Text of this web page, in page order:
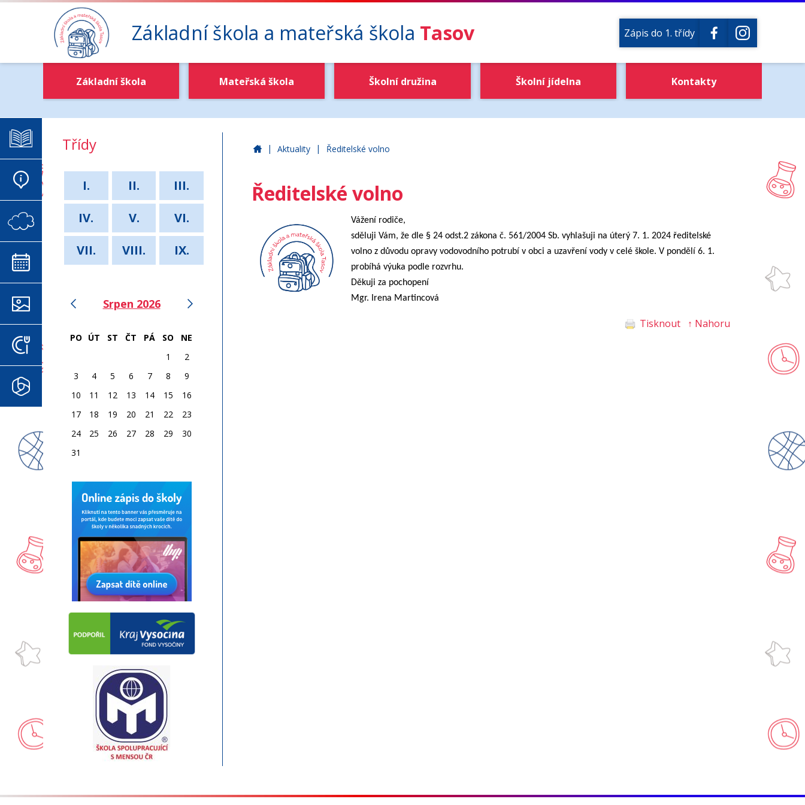
Základní škola a mateřská škola Tasov Zápis do 1. třídy
Základní škola Mateřská škola Školní družina Školní jídelna Kontakty
Základní škola a mateřská škola Tasov
| Aktuality | Ředitelské volno
Ředitelské volno
Vážení rodiče,
sděluji Vám, že dle § 24 odst.2 zákona č. 561/2004 Sb. vyhlašuji na úterý 7. 1. 2024 ředitelské
volno z důvodu opravy vodovodního potrubí v obci a uzavření vody v celé škole. V pondělí 6. 1.
probíhá výuka podle rozvrhu.
Děkuji za pochopení
Mgr. Irena Martincová
Tisknout ↑ Nahoru
Třídy
I. II.
III.
IV.
V.
VI.
VII.
VIII. IX.
Srpen 2026
PO ÚT ST ČT PÁ SO
NE
1
2
3
4 5 6 7 8
9
10
11 12 13 14 15
16
17
18 19 20 21 22
23
24
25 26 27 28 29
30
31
ELEKTRONICKÁ ŽÁKOVSKÁ
AKTUALITY
VIRTUÁLNÍ SCHRÁNKA DŮVĚRY
KALENDÁŘ
FOTOGALERIE
JÍDELNÍČEK